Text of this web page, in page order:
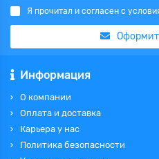
Я прочитал и согласен с
Информация
О компании
Оплата и доставка
Карьера у нас
Политика безопасности